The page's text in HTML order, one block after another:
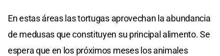
En estas áreas las tortugas aprovechan la abundancia
de medusas que constituyen su principal alimento. Se
espera que en los próximos meses los animales